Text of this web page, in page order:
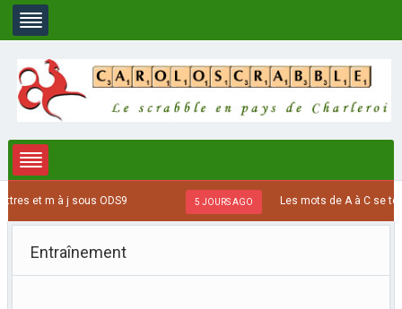
et m à j sous ODS9 5 JOURS AGO Les mots de A à C se
Entraînement